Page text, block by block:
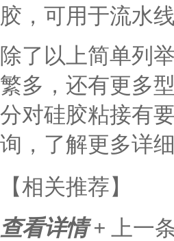
胶，可用于流水线
除了以上简单列
繁多，还有更多
分对硅胶粘接有
询，了解更多详细
【相关推荐】
查看详情 +
上一